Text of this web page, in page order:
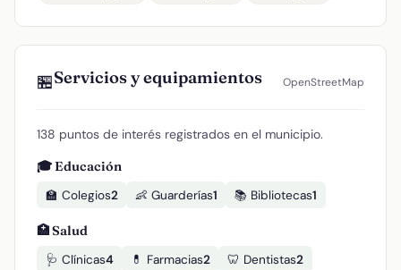
🏪Servicios y equipamientos OpenStreetMap
138 puntos de interés registrados en el municipio.
🎓 Educación
🏫 Colegios2 👶 Guarderías1 📚 Bibliotecas1
🏥 Salud
🩺 Clínicas4 💊 Farmacias2 🦷 Dentistas2